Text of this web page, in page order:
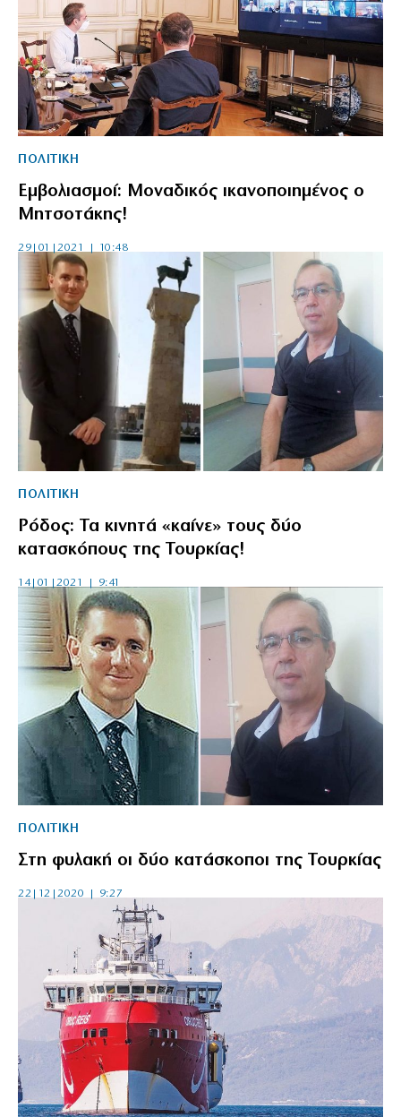
ΠΟΛΙΤΙΚΗ
Εμβολιασμοί: Μοναδικός ικανοποιημένος ο
Μητσοτάκης!
29|01|2021 | 10:48
ΠΟΛΙΤΙΚΗ
Ρόδος: Τα κινητά «καίνε» τους δύο
κατασκόπους της Τουρκίας!
14|01|2021 | 9:41
ΠΟΛΙΤΙΚΗ
Στη φυλακή οι δύο κατάσκοποι της Τουρκίας
22|12|2020 | 9:27